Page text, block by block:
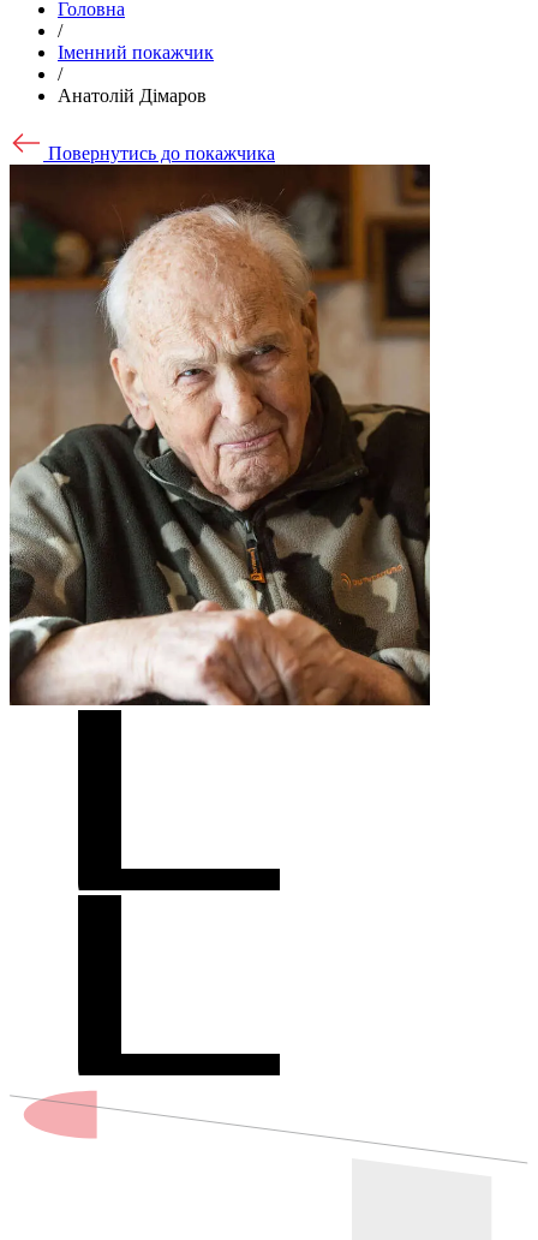
Головна
/
Іменний покажчик
/
Анатолій Дімаров
Повернутись до покажчика